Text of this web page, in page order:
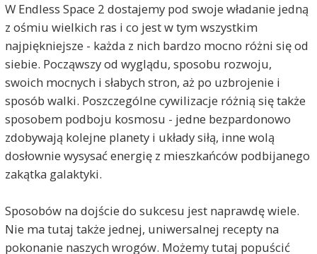
W Endless Space 2 dostajemy pod swoje władanie jedną
z ośmiu wielkich ras i co jest w tym wszystkim
najpiękniejsze - każda z nich bardzo mocno różni się od
siebie. Począwszy od wyglądu, sposobu rozwoju,
swoich mocnych i słabych stron, aż po uzbrojenie i
sposób walki. Poszczególne cywilizacje różnią się także
sposobem podboju kosmosu - jedne bezpardonowo
zdobywają kolejne planety i układy siłą, inne wolą
dosłownie wysysać energię z mieszkańców podbijanego
zakątka galaktyki.
Sposobów na dojście do sukcesu jest naprawdę wiele.
Nie ma tutaj także jednej, uniwersalnej recepty na
pokonanie naszych wrogów. Możemy tutaj popuścić